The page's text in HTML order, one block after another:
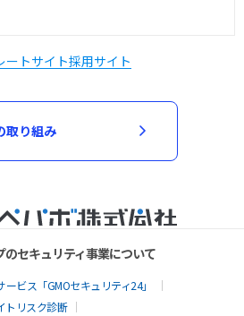
ートサイト採用サイト
取り組み
のセキュリティ事業について
ビス「GMOセキュリティ24」
トリスク診断